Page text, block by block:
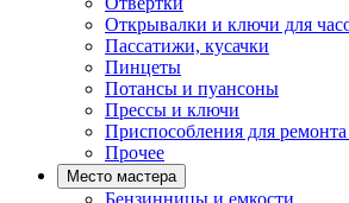
Открывалки и ключи для
Пассатижи, кусачки
Пинцеты
Потансы и пуансоны
Прессы и ключи
Приспособления для
Прочее
Место мастера
Бензинницы и емкости